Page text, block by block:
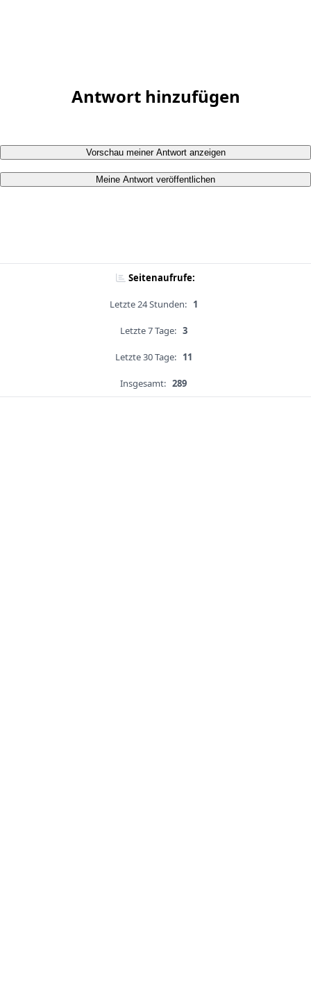
Antwort hinzufügen
Vorschau meiner Antwort anzeigen
Meine Antwort veröffentlichen
Seitenaufrufe:
Letzte 24 Stunden: 1
Letzte 7 Tage: 3
Letzte 30 Tage: 11
Insgesamt: 289